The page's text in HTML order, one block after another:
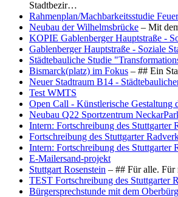
Stadtbezir…
Rahmenplan/Machbarkeitsstudie
Neubau der Wilhelmsbrücke – Mit
KOPIE Gablenberger Hauptstraße -
Gablenberger Hauptstraße - Soziale
Städtebauliche Studie
Bismarck(platz) im Fokus – ## Ein
Neuer Stadtraum B14 -
Test WMTS
Open Call - Künstlerische Gestaltung
Neubau Q22 Sportzentrum
Intern: Fortschreibung des Stuttgarter
Fortschreibung des Stuttgarter
Intern: Fortschreibung des Stuttgarter
E-Mailersand-projekt
Stuttgart Rosenstein – ## Für alle. Für
TEST Fortschreibung des Stuttgarter
Bürgersprechstunde mit dem